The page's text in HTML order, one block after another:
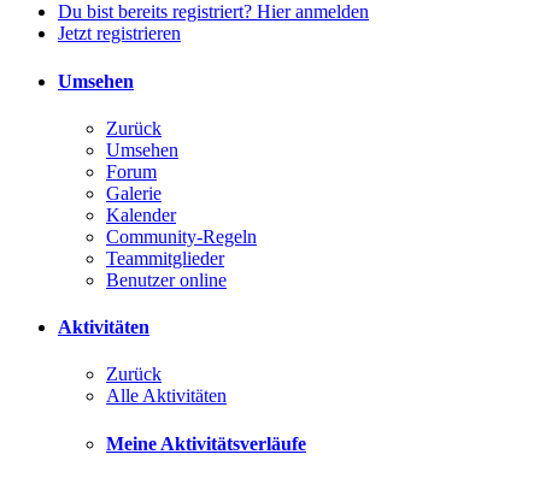
Du bist bereits registriert? Hier anmelden
Jetzt registrieren
Umsehen
Zurück
Umsehen
Forum
Galerie
Kalender
Community-Regeln
Teammitglieder
Benutzer online
Aktivitäten
Zurück
Alle Aktivitäten
Meine Aktivitätsverläufe